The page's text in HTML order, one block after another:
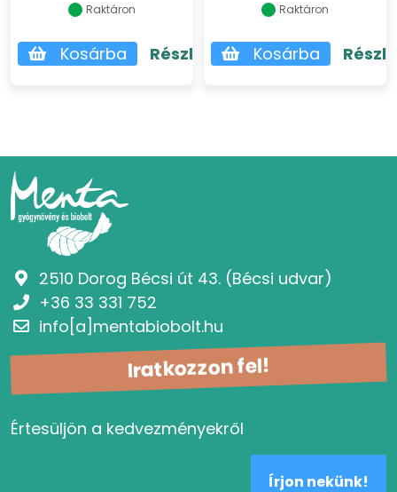
Raktáron
Kosárba Részletek
Raktáron
Kosárba
Iratkozzon fel!
Értesüljön a kedvezményekről
Írjon nekünk!
2510 Dorog Bécsi út 43. (Bécsi udvar)
+36 33 331 752
info[a]mentabiobolt.hu